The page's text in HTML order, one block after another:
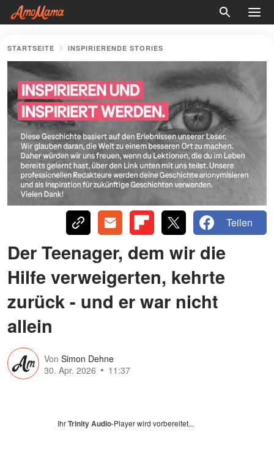
STARTSEITE INSPIRIERENDE STORIES
Teilen
Der Teenager, dem wir die
Hilfe verweigerten, kehrte
zurück - und er war nicht
allein
Von Simon Dehne
30. Apr. 2026
11:37
IhrTrinity Audio-Player wird vorbereitet...